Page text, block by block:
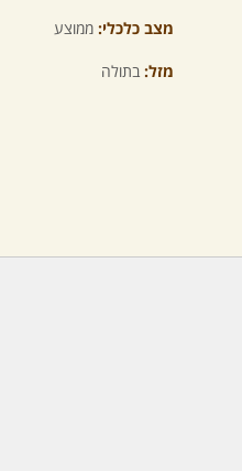
מצב כלכלי: ממוצע
מזל: בתולה